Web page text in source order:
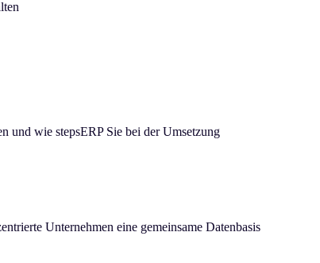
und wie stepsERP Sie bei der Umsetzung
Unternehmen eine gemeinsame Datenbasis